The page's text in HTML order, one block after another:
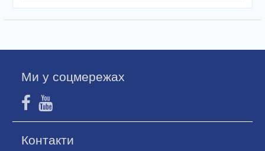
Ми у соцмережах
Контакти